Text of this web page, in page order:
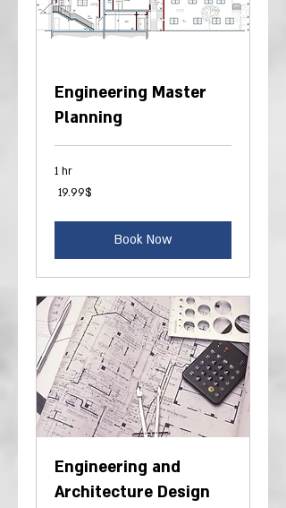
Engineering Master
Planning
1 hr
19.99
דולר
‏19.99 ‏$
Book Now
Engineering and
Architecture Design